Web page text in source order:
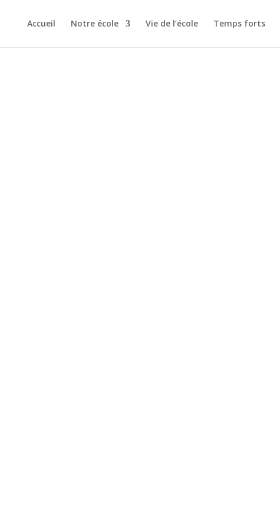
Accueil Notre école Vie de l’école Temps forts